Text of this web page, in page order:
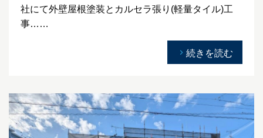
社にて外壁屋根塗装とカルセラ張り(軽量タイル)工
事……
続きを読む